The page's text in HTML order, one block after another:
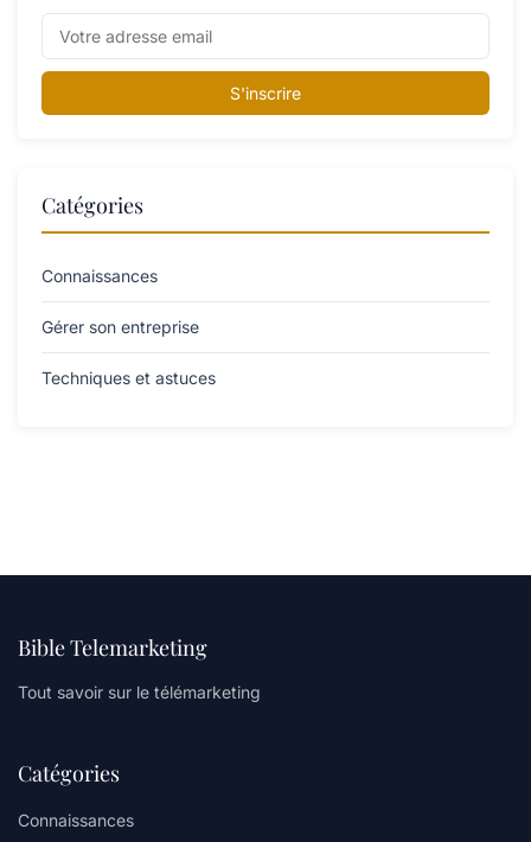
S'inscrire
Catégories
Connaissances
Gérer son entreprise
Techniques et astuces
Bible Telemarketing
Tout savoir sur le télémarketing
Catégories
Connaissances